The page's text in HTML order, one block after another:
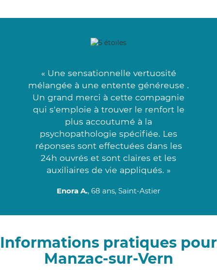
« Une sensationnelle vertuosité
mélangée à une entente généreuse .
Un grand merci à cette compagnie
qui s'emploie à trouver le renfort le
plus accoutumé à la
psychopathologie spécifiée. Les
réponses sont effectuées dans les
24h ouvrés et sont claires et les
auxiliaires de vie appliqués. »
Enora A., 68 ans, Saint-Astier
Informations pratiques pour
Manzac-sur-Vern